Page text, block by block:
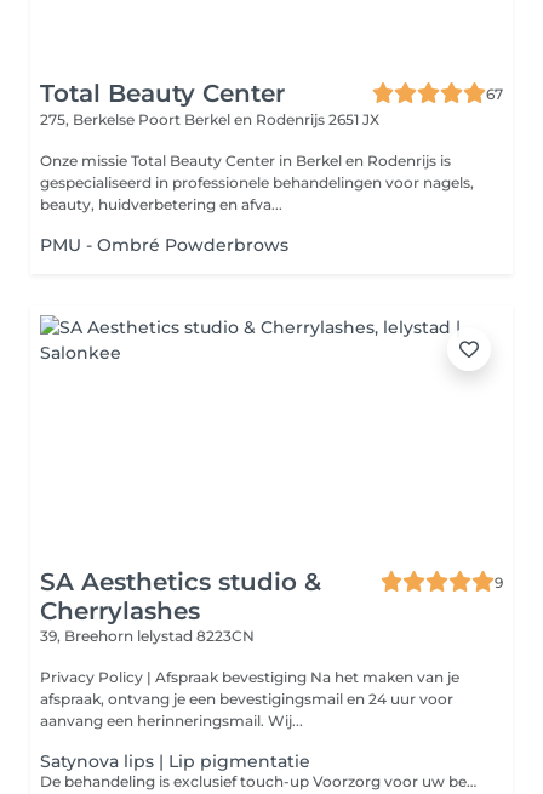
Total Beauty Center
67
275, Berkelse Poort Berkel en Rodenrijs 2651 JX
Onze missie Total Beauty Center in Berkel en Rodenrijs is
gespecialiseerd in professionele behandelingen voor nagels,
beauty, huidverbetering en afva...
PMU - Ombré Powderbrows
SA Aesthetics studio &
Cherrylashes
9
39, Breehorn lelystad 8223CN
Privacy Policy | Afspraak bevestiging Na het maken van je
afspraak, ontvang je een bevestigingsmail en 24 uur voor
aanvang een herinneringsmail. Wij...
Satynova lips | Lip pigmentatie
De behandeling is exclusief touch-up Voorzorg voor uw behandeling: Vanaf 2 dagen voor de behandeling de lippen exfoliëren/scrubben. Je kunt dit bijvoorbeeld met je tandenborstel doen.2 weken voor de behandeling geen zonnebank/zon.24 uur van te voren geen NSAID's innemen (Ibuprofen/Diclofenac/Naproxen).Gebruik 24 uur vóór de behandeling geen alcohol/cafeïne houdende dranken.Indien mogelijk een aantal dagen voor de behandeling stoppen met bloedverdunners, doe dit altijd in overleg met je huisarts.Lippen 1 week van te voren continu vet houden met Vaseline of een andere vette zalf. Voor de behandelingen zullen we een intake hebben, waarbij er ook wordt uitgelegd over de nazorg. Indien je gevoelig ben voor de pijn of naalden, adviseren wij om van te voren contact op te nemen met de behandelaar. Voor meer informatie of vragen, neem gerust contact op.